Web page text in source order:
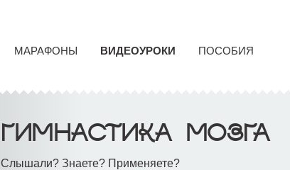
МАРАФОНЫ ВИДЕОУРОКИ ПОСОБИЯ
ГИМНАСТИКА МОЗГА
Слышали? Знаете? Применяете?